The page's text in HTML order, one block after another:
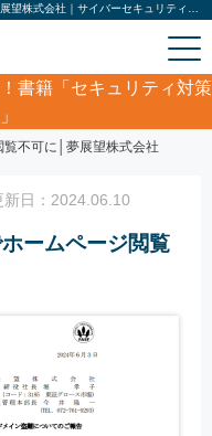
書籍「セキュリティ対策
洩ニュース
不可に│夢展望株式会社
日：2024.06.10
ームページ閲覧